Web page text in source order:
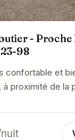
- Proche
98
confortable et
proximité de la
des